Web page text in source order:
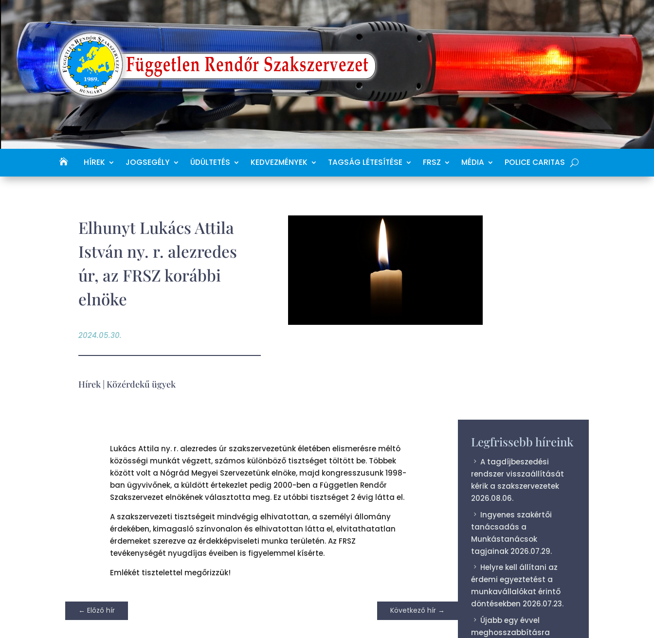
HÍREK JOGSEGÉLY ÜDÜLTETÉS KEDVEZMÉNYEK TAGSÁG LÉTESÍTÉSE FRSZ MÉDIA POLICE CARITAS
Elhunyt Lukács Attila
István ny. r. alezredes
úr, az FRSZ korábbi
elnöke
2024.05.30.
Hírek Közérdekű ügyek
Lukács Attila ny. r. alezredes úr szakszervezetünk életében elismerésre méltó
közösségi munkát végzett, számos különböző tisztséget töltött be. Többek
között volt a Nógrád Megyei Szervezetünk elnöke, majd kongresszusunk 1998-
ban ügyvivőnek, a küldött értekezlet pedig 2000-ben a Független Rendőr
Szakszervezet elnökének választotta meg. Ez utóbbi tisztséget 2 évig látta el.
A szakszervezeti tisztségeit mindvégig elhivatottan, a személyi állomány
érdekében, kimagasló színvonalon és elhivatottan látta el, elvitathatatlan
érdemeket szerezve az érdekképviseleti munka területén. Az FRSZ
tevékenységét nyugdíjas éveiben is figyelemmel kísérte.
Emlékét tisztelettel megőrizzük!
←Előző hír Következő hír→
Legfrissebb híreink
A tagdíjbeszedési
rendszer visszaállítását
kérik a szakszervezetek
2026.08.06.
Ingyenes szakértői
tanácsadás a
Munkástanácsok
tagjainak 2026.07.29.
Helyre kell állítani az
érdemi egyeztetést a
munkavállalókat érintő
döntésekben 2026.07.23.
Újabb egy évvel
meghosszabbításra